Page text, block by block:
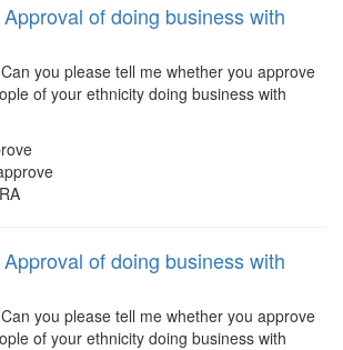
of doing business with
Can you please tell me whether you approve
of your ethnicity doing business with
of doing business with
Can you please tell me whether you approve
of your ethnicity doing business with